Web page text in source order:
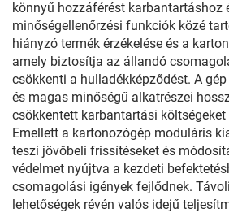
könnyű hozzáférést karbantartáshoz
minőségellenőrzési funkciók közé
hiányzó termék érzékelése és a
amely biztosítja az állandó
csökkenti a hulladékképződést. A
és magas minőségű alkatrészei
csökkentett karbantartási költségeket
Emellett a kartonozógép moduláris
teszi jövőbeli frissítéseket és
védelmet nyújtva a kezdeti
csomagolási igények fejlődnek.
lehetőségek révén valós idejű